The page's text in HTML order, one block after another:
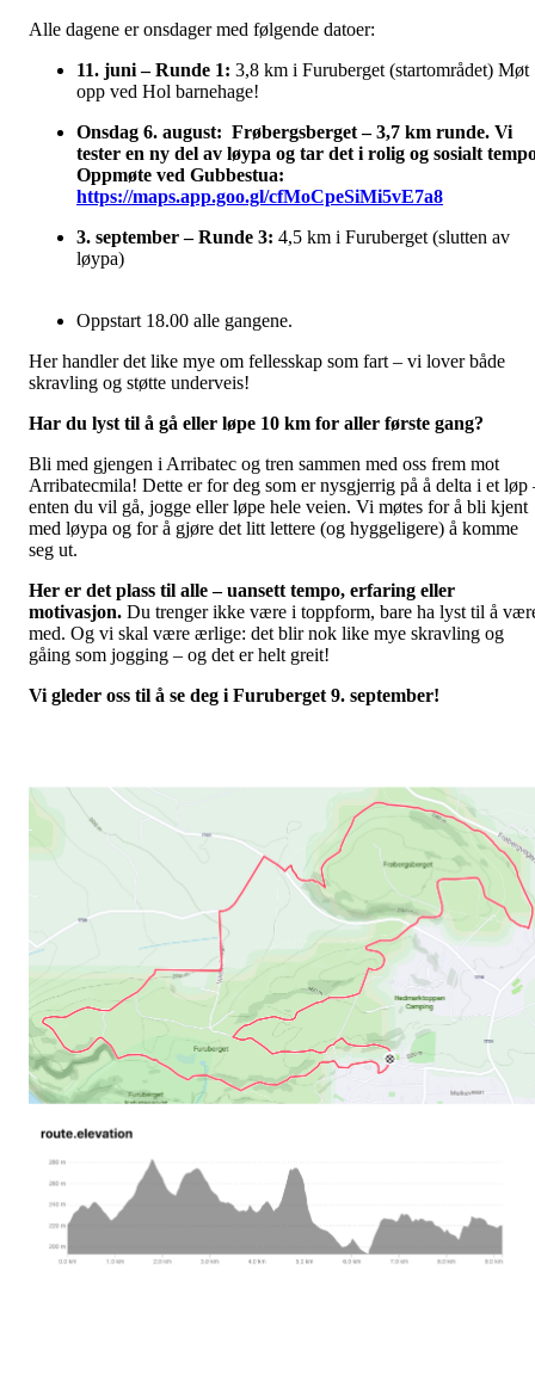
Alle dagene er onsdager med følgende datoer:
11. juni – Runde 1: 3,8 km i Furuberget (startområdet) Møt
opp ved Hol barnehage!
Onsdag 6. august: Frøbergsberget – 3,7 km runde. Vi
tester en ny del av løypa og tar det i rolig og sosialt
Oppmøte ved Gubbestua:
https://maps.app.goo.gl/cfMoCpeSiMi5vE7a8
3. september – Runde 3: 4,5 km i Furuberget (slutten av
løypa)
Oppstart 18.00 alle gangene.
Her handler det like mye om fellesskap som fart – vi lover både
skravling og støtte underveis!
Har du lyst til å gå eller løpe 10 km for aller første gang?
Bli med gjengen i Arribatec og tren sammen med oss frem mot
Arribatecmila! Dette er for deg som er nysgjerrig på å delta i et løp
enten du vil gå, jogge eller løpe hele veien. Vi møtes for å bli kjent
med løypa og for å gjøre det litt lettere (og hyggeligere) å komme
seg ut.
Her er det plass til alle – uansett tempo, erfaring eller
motivasjon. Du trenger ikke være i toppform, bare ha lyst til å
med. Og vi skal være ærlige: det blir nok like mye skravling og
gåing som jogging – og det er helt greit!
Vi gleder oss til å se deg i Furuberget 9. september!